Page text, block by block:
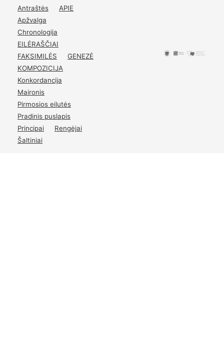
Antraštės
APIE
Apžvalga
Chronologija
EILĖRAŠČIAI
FAKSIMILĖS
GENEZĖ
KOMPOZICIJA
Konkordancija
Maironis
Pirmosios eilutės
Pradinis puslapis
Principai
Rengėjai
Šaltiniai